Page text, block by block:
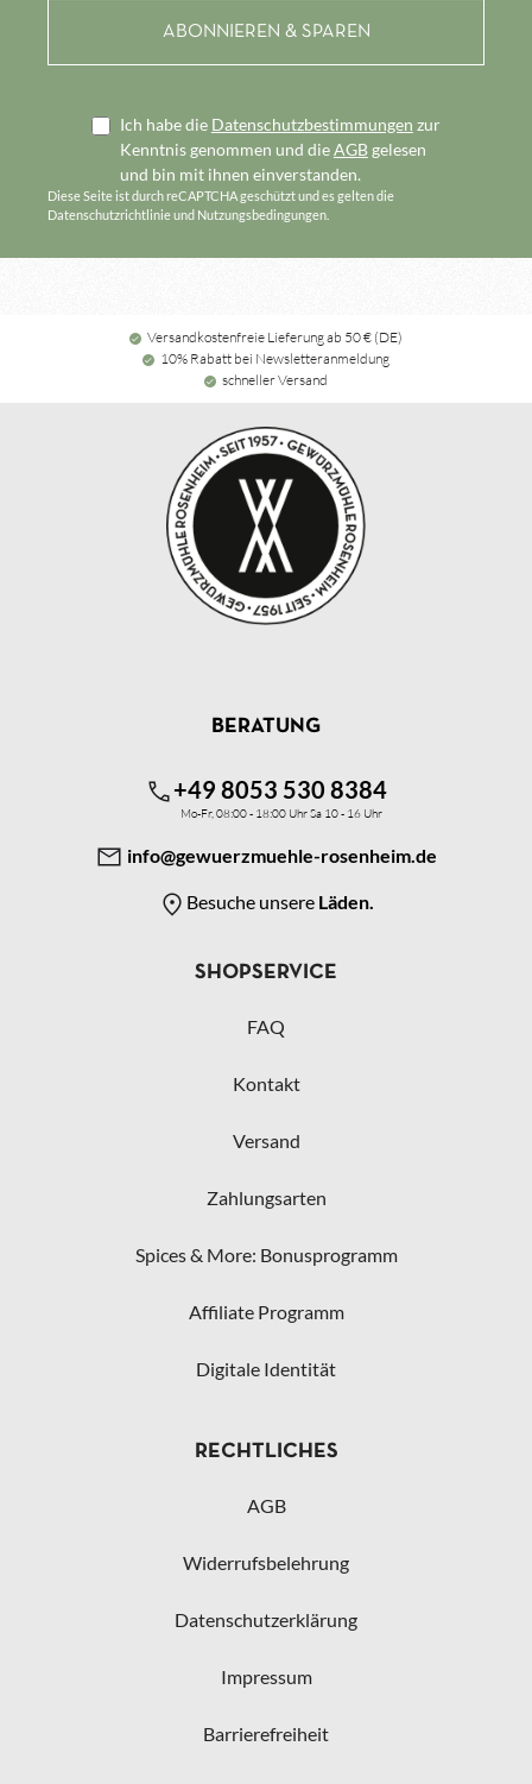
Ich habe die Datenschutzbestimmungen zur
Kenntnis genommen und dieAGBgelesen
und bin mit ihnen einverstanden.
Diese Seite ist durch reCAPTCHA geschützt und es gelten die
Datenschutzrichtlinieund Nutzungsbedingungen
Versandkostenfreie Lieferung ab 50 € (DE)
10% Rabatt bei Newsletteranmeldung
schneller Versand
BERATUNG
+49 8053 530 8384
Mo-Fr, 08:00 - 18:00 Uhr Sa 10 - 16 Uhr
info@gewuerzmuehle-rosenheim.de
Besuche unsere Läden.
SHOPSERVICE
FAQ
Kontakt
Versand
Zahlungsarten
Spices & More: Bonusprogramm
Affiliate Programm
Digitale Identität
RECHTLICHES
AGB
Widerrufsbelehrung
Datenschutzerklärung
Impressum
Barrierefreiheit